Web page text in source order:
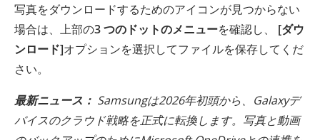
写真をダウンロードするためのアイコンが見つからない
場合は、上部の3 つのドットのメニューを確認し、 [ダウ
ンロード]オプションを選択してファイルを保存してくだ
さい。
最新ニュース： Samsungは2026年初頭から、Galaxyデ
バイスのクラウド戦略を正式に転換します。写真と動画